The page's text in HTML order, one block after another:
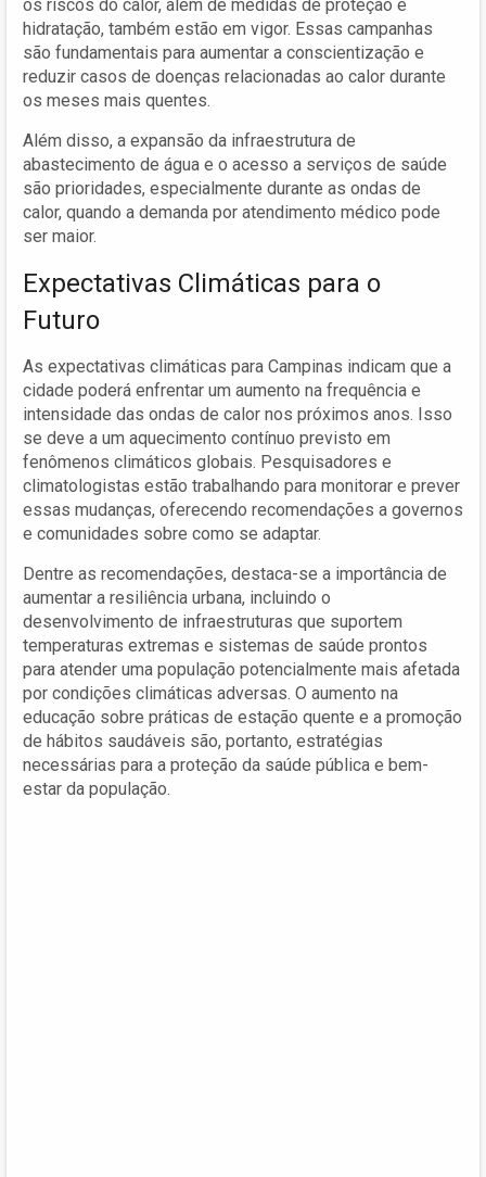
os riscos do calor, além de medidas de proteção e
hidratação, também estão em vigor. Essas campanhas
são fundamentais para aumentar a conscientização e
reduzir casos de doenças relacionadas ao calor durante
os meses mais quentes.
Além disso, a expansão da infraestrutura de
abastecimento de água e o acesso a serviços de saúde
são prioridades, especialmente durante as ondas de
calor, quando a demanda por atendimento médico pode
ser maior.
Expectativas Climáticas para o
Futuro
As expectativas climáticas para Campinas indicam que a
cidade poderá enfrentar um aumento na frequência e
intensidade das ondas de calor nos próximos anos. Isso
se deve a um aquecimento contínuo previsto em
fenômenos climáticos globais. Pesquisadores e
climatologistas estão trabalhando para monitorar e prever
essas mudanças, oferecendo recomendações a governos
e comunidades sobre como se adaptar.
Dentre as recomendações, destaca-se a importância de
aumentar a resiliência urbana, incluindo o
desenvolvimento de infraestruturas que suportem
temperaturas extremas e sistemas de saúde prontos
para atender uma população potencialmente mais afetada
por condições climáticas adversas. O aumento na
educação sobre práticas de estação quente e a promoção
de hábitos saudáveis são, portanto, estratégias
necessárias para a proteção da saúde pública e bem-
estar da população.